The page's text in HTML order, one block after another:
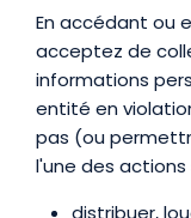
En accédant ou
acceptez de
informations
entité en
pas (ou
l'une des actions
distribuer,